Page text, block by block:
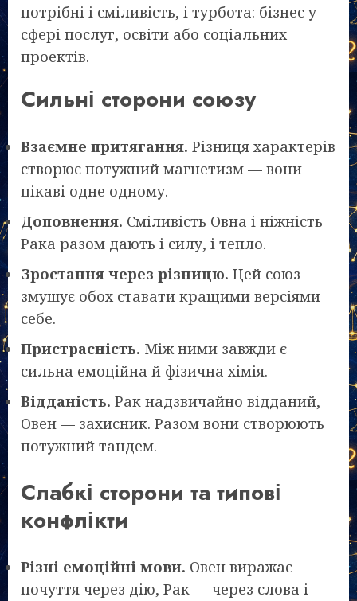
потрібні і сміливість, і турбота: бізнес у
сфері послуг, освіти або соціальних
проектів.
Сильні сторони союзу
Взаємне притягання. Різниця характерів
створює потужний магнетизм — вони
цікаві одне одному.
Доповнення. Сміливість Овна і ніжність
Рака разом дають і силу, і тепло.
Зростання через різницю. Цей союз
змушує обох ставати кращими версіями
себе.
Пристрасність. Між ними завжди є
сильна емоційна й фізична хімія.
Відданість. Рак надзвичайно відданий,
Овен — захисник. Разом вони створюють
потужний тандем.
Слабкі сторони та типові
конфлікти
Різні емоційні мови. Овен виражає
почуття через дію, Рак — через слова і